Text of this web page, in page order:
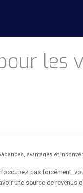
les
avantages et
pas forcément,
une source de